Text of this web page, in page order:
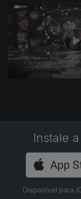
Instale
Disponível para